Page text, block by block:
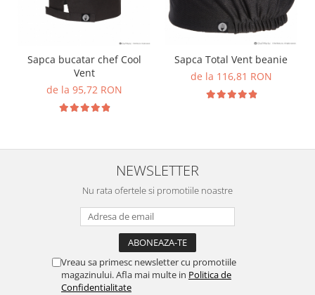
Sapca bucatar chef Cool
Vent
de la 95,72 RON
Sapca Total Vent beanie
de la 116,81 RON
NEWSLETTER
Nu rata ofertele si promotiile noastre
Vreau sa primesc newsletter cu promotiile
magazinului. Afla mai multe in Politica de
Confidentialitate